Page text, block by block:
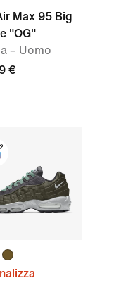
Max 95 Big
"OG"
– Uomo
€